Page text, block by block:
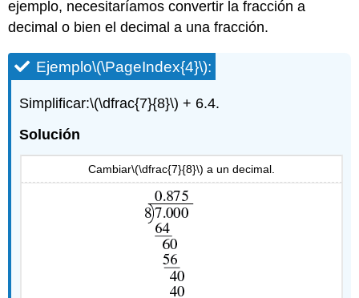
ejemplo, necesitaríamos convertir la fracción a
decimal o bien el decimal a una fracción.
Ejemplo\(\PageIndex{4}\):
Simplificar:\(\dfrac{7}{8}\) + 6.4.
Solución
Cambiar\(\dfrac{7}{8}\) a un decimal.